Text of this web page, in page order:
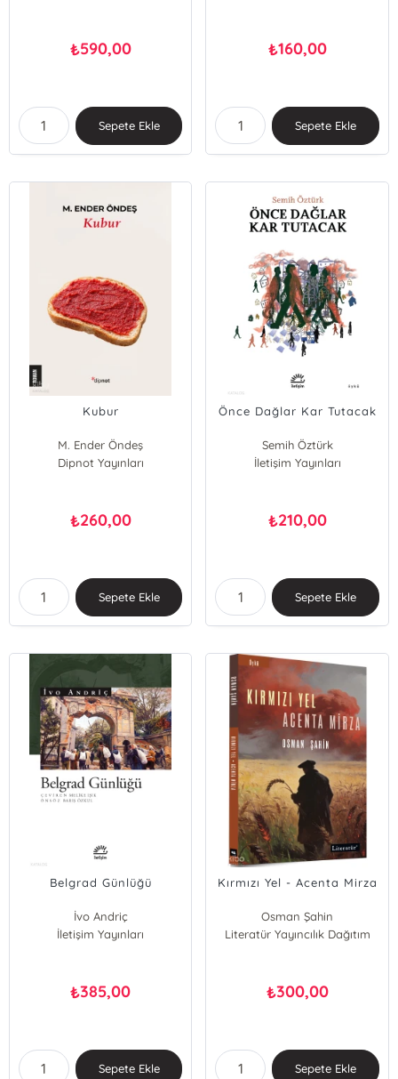
₺590,00
Sepete Ekle
₺160,00
Sepete Ekle
Kubur
M. Ender Öndeş
Dipnot Yayınları
₺260,00
Sepete Ekle
Önce Dağlar Kar Tutacak
Semih Öztürk
İletişim Yayınları
₺210,00
Sepete Ekle
Belgrad Günlüğü
İvo Andriç
İletişim Yayınları
₺385,00
Sepete Ekle
Kırmızı Yel - Acenta Mirza
Osman Şahin
Literatür Yayıncılık Dağıtım
₺300,00
Sepete Ekle